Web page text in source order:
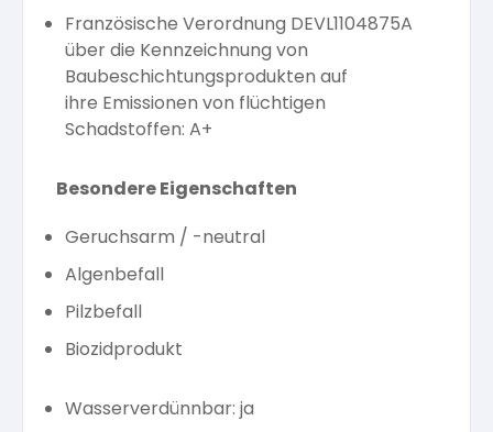
Französische Verordnung DEVL1104875A
über die Kennzeichnung von
Baubeschichtungsprodukten auf
ihre Emissionen von flüchtigen
Schadstoffen: A+
Besondere Eigenschaften
Geruchsarm / -neutral
Algenbefall
Pilzbefall
Biozidprodukt
Wasserverdünnbar: ja